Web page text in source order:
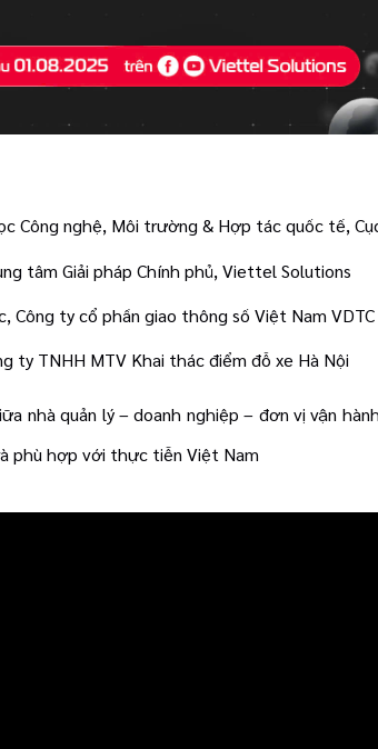
Công nghệ, Môi trường & Hợp tác quốc tế,
tâm Giải pháp Chính phủ, Viettel Solutions
Công ty cổ phần giao thông số Việt Nam VDTC
ty TNHH MTV Khai thác điểm đỗ xe Hà Nội
nhà quản lý – doanh nghiệp – đơn vị vận
phù hợp với thực tiễn Việt Nam